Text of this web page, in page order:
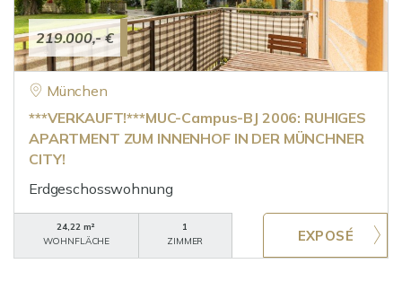
219.000,- €
München
***VERKAUFT!***MUC-Campus-BJ 2006: RUHIGES
APARTMENT ZUM INNENHOF IN DER MÜNCHNER
CITY!
Erdgeschosswohnung
24,22 m²
WOHNFLÄCHE
1
ZIMMER